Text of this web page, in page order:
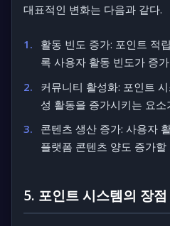
대표적인 변화는 다음과 같다.
활동 빈도 증가: 포인트 적
록 사용자 활동 빈도가 증
커뮤니티 활성화: 포인트
성 활동을 증가시키는 요소
콘텐츠 생산 증가: 사용자
플랫폼 콘텐츠 양도 증가할
5. 포인트 시스템의 장점